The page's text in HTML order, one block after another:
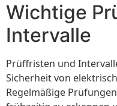
Wichtige
Intervalle
Prüffristen und
Sicherheit von
Regelmäßige